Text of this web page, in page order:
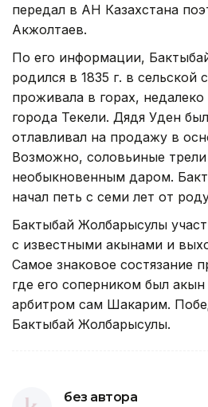
передал в АН Казахстана
Акжолтаев.
По его информации,
родился в 1835 г. в сельской
проживала в горах,
города Текели. Дядя Уден
отлавливал на продажу в
Возможно, соловьиные
необыкновенным даром.
начал петь с семи лет от
Бактыбай Жолбарысулы
с известными акынами и
Самое знаковое состязание
где его соперником был
арбитром сам Шакарим.
Бактыбай Жолбарысулы.
без автора